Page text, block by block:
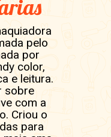
pelo
por
color,
e leitura.
sobre
com a
Criou o
para